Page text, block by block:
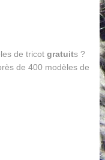
de tricot gratuits ?
de 400 modèles de